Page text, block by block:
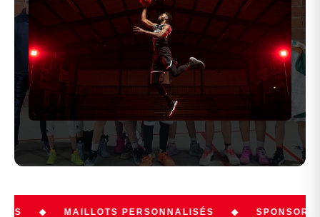
MAILLOTS PERSONNALISÉS ◆ SPONSORING CLUB